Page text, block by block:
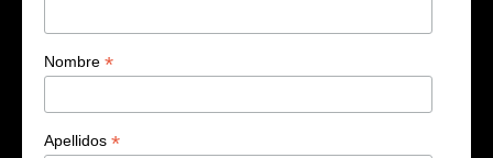
Nombre *
Apellidos *